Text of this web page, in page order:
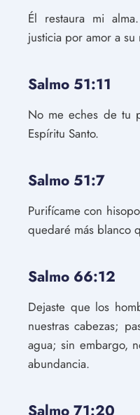
Él restaura mi
justicia por amor a su
Salmo 51:11
No me eches de tu
Espíritu Santo.
Salmo 51:7
Purifícame con
quedaré más blanco
Salmo 66:12
Dejaste que los
nuestras cabezas;
agua; sin embargo,
abundancia.